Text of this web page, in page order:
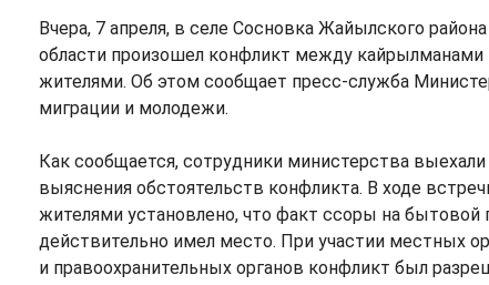
Вчера, 7 апреля, в селе Сосновка Жайылского
области произошел конфликт между
жителями. Об этом сообщает пресс-служба
миграции и молодежи.
Как сообщается, сотрудники министерства выехали
выяснения обстоятельств конфликта. В ходе
жителями установлено, что факт ссоры на бытовой
действительно имел место. При участии местных
и правоохранительных органов конфликт был